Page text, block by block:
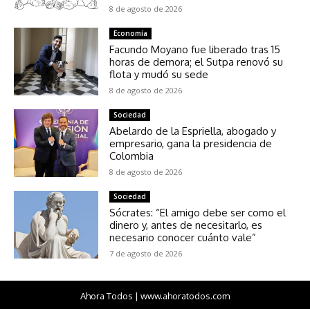
8 de agosto de 2026
Economía
Facundo Moyano fue liberado tras 15
horas de demora; el Sutpa renovó su
flota y mudó su sede
8 de agosto de 2026
Sociedad
Abelardo de la Espriella, abogado y
empresario, gana la presidencia de
Colombia
8 de agosto de 2026
Sociedad
Sócrates: “El amigo debe ser como el
dinero y, antes de necesitarlo, es
necesario conocer cuánto vale”
7 de agosto de 2026
Ahora Todos | www.ahoratodos.com